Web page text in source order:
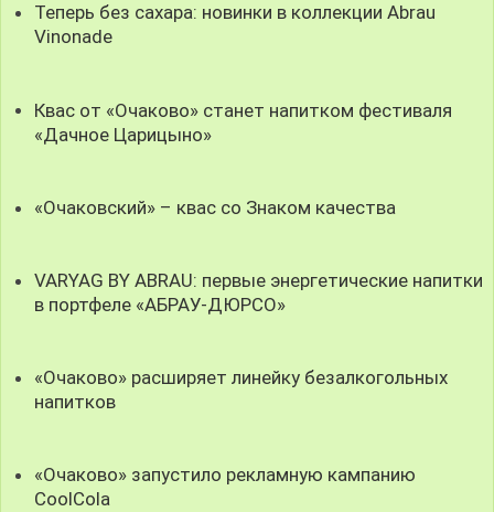
Теперь без сахара: новинки в коллекции Abrau
Vinonade
Квас от «Очаково» станет напитком фестиваля
«Дачное Царицыно»
«Очаковский» – квас со Знаком качества
VARYAG BY ABRAU: первые энергетические напитки
в портфеле «АБРАУ-ДЮРСО»
«Очаково» расширяет линейку безалкогольных
напитков
«Очаково» запустило рекламную кампанию
CoolCola